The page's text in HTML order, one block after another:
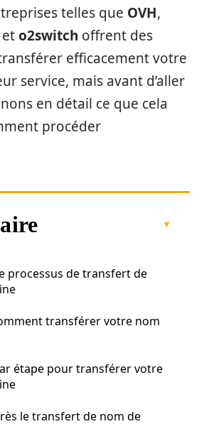
telles que OVH,
eto2switch offrent des
efficacement votre
service, mais avant d’aller
en détail ce que cela
procéder
processus de transfert de
transférer votre nom
étape pour transférer votre
le transfert de nom de